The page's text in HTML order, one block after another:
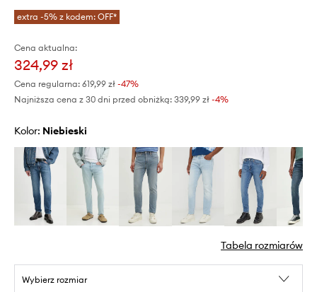
extra -5% z kodem: OFF*
Cena aktualna:
324,99 zł
Cena regularna: 619,99 zł -47%
Najniższa cena z 30 dni przed obniżką: 339,99 zł -4%
Kolor: niebieski
Tabela rozmiarów
Wybierz rozmiar